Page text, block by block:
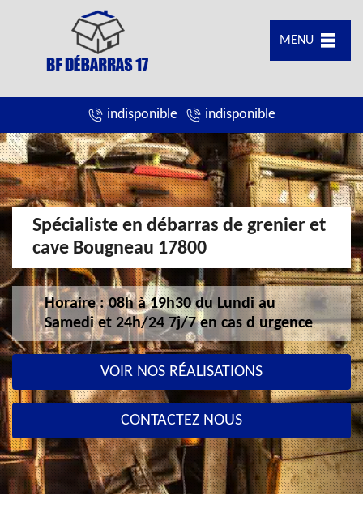
MENU
indisponible indisponible
Spécialiste en débarras de grenier et
cave Bougneau 17800
Horaire : 08h à 19h30 du Lundi au
Samedi et 24h/24 7j/7 en cas d urgence
VOIR NOS RÉALISATIONS
CONTACTEZ NOUS